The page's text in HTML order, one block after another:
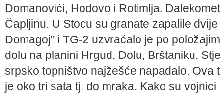
Domanovići, Hodovo i Rotimlja.
Čapljinu. U Stocu su granate zapalile
Domagoj" i TG-2 uzvraćalo je po
dolu na planini Hrgud, Dolu, Brštaniku,
srpsko topništvo najžešće napadalo. Ova
je oko tri sata tj. do mraka. Kako su